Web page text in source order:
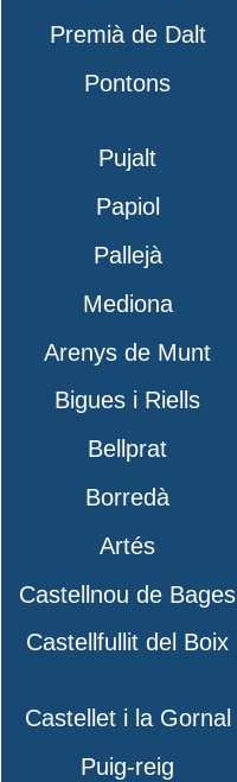
Premià de Dalt
Pontons
Pujalt
Papiol
Pallejà
Mediona
Arenys de Munt
Bigues i Riells
Bellprat
Borredà
Artés
Castellnou de Bages
Castellfullit del Boix
Castellet i la Gornal
Puig-reig